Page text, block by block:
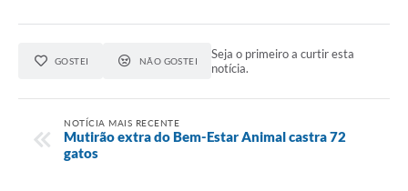
GOSTEI NÃO GOSTEI
Seja o primeiro a curtir esta
notícia.
NOTÍCIA MAIS RECENTE
Mutirão extra do Bem-Estar Animal castra 72
gatos